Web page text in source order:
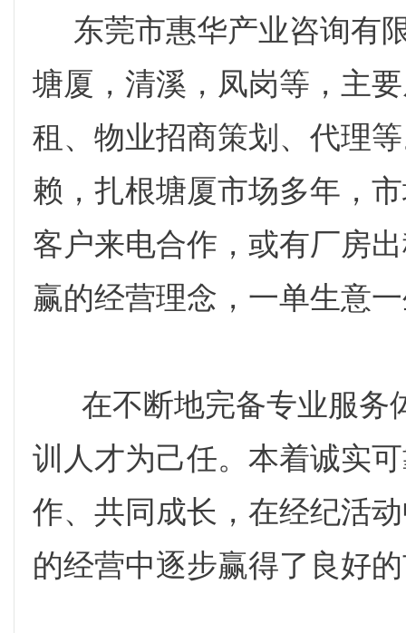
东莞市惠华产业咨询有
塘厦，清溪，凤岗等，主
租、物业招商策划、代理
赖，扎根塘厦市场多年，
客户来电合作，或有厂房
赢的经营理念，一单生意
在不断地完备专业服务
训人才为己任。本着诚实
作、共同成长，在经纪活
的经营中逐步赢得了良好